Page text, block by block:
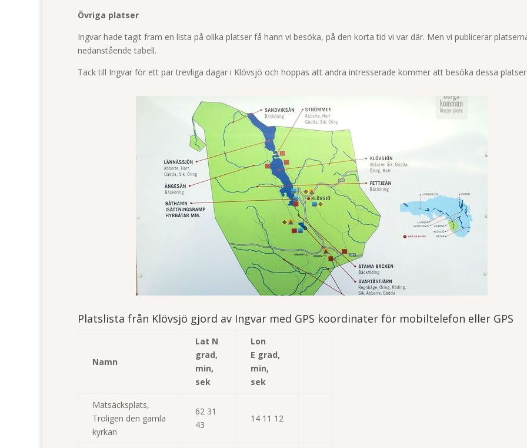
Övriga platser
Ingvar hade tagit fram en lista på olika platser få hann vi besöka, på den korta tid vi var där. Men vi publicerar
nedanstående tabell.
Tack till Ingvar för ett par trevliga dagar i Klövsjö och hoppas att andra intresserade kommer att besöka dessa platser.
Platslista från Klövsjö gjord av Ingvar med GPS koordinater för mobiltelefon eller GPS
Namn
Lat N
grad,
min,
sek
Lon
E grad,
min,
sek
Matsäcksplats,
Troligen den gamla
kyrkan
62 31
43
14 11 12